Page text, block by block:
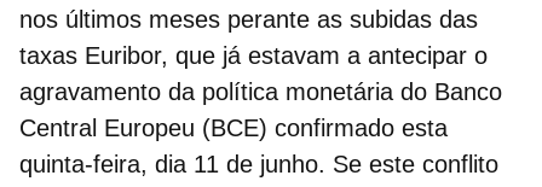
nos últimos meses perante as subidas das
taxas Euribor, que já estavam a antecipar o
agravamento da política monetária do Banco
Central Europeu (BCE) confirmado esta
quinta-feira, dia 11 de junho. Se este conflito